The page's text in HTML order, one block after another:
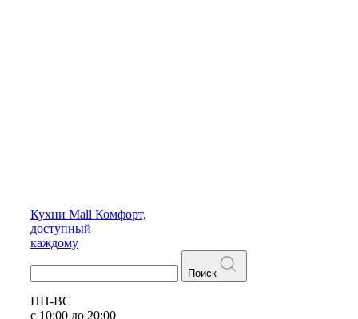
Кухни Mall Комфорт,
доступный
каждому
Поиск
ПН-ВС
с 10:00 до 20:00